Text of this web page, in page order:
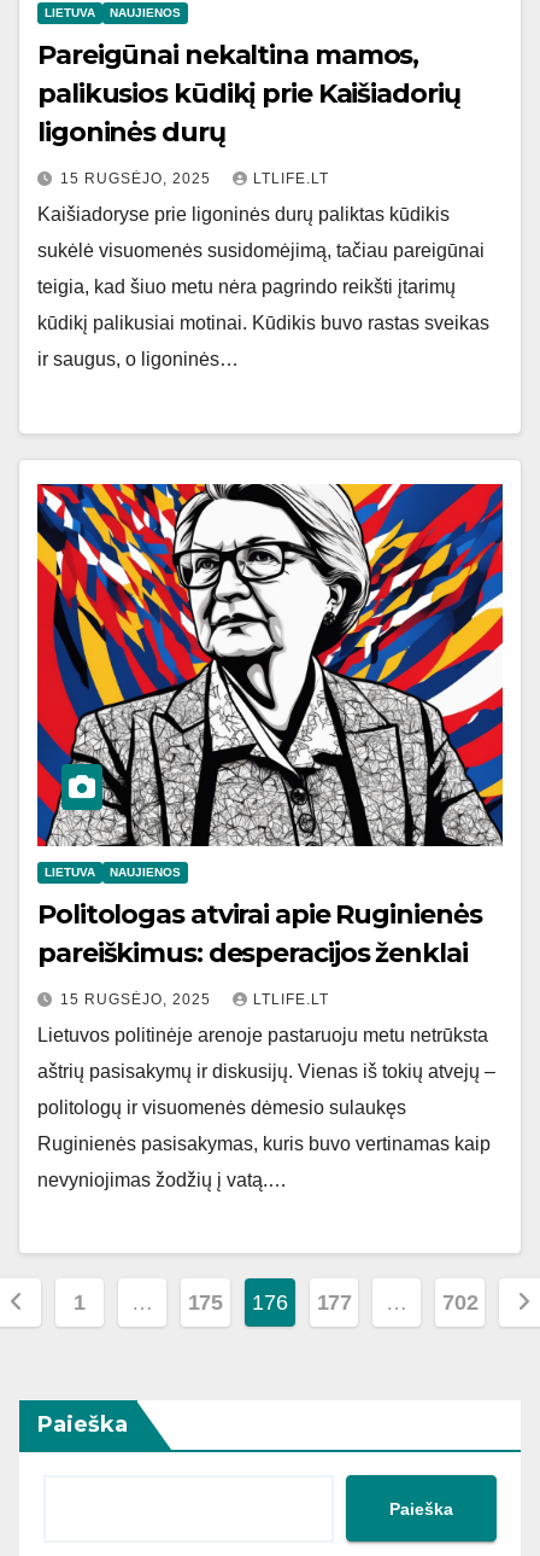
LIETUVA NAUJIENOS
Pareigūnai nekaltina mamos,
palikusios kūdikį prie Kaišiadorių
ligoninės durų
15 RUGSĖJO, 2025 LTLIFE.LT
Kaišiadoryse prie ligoninės durų paliktas kūdikis
sukėlė visuomenės susidomėjimą, tačiau pareigūnai
teigia, kad šiuo metu nėra pagrindo reikšti įtarimų
kūdikį palikusiai motinai. Kūdikis buvo rastas sveikas
ir saugus, o ligoninės…
LIETUVA NAUJIENOS
Politologas atvirai apie Ruginienės
pareiškimus: desperacijos ženklai
15 RUGSĖJO, 2025 LTLIFE.LT
Lietuvos politinėje arenoje pastaruoju metu netrūksta
aštrių pasisakymų ir diskusijų. Vienas iš tokių atvejų –
politologų ir visuomenės dėmesio sulaukęs
Ruginienės pasisakymas, kuris buvo vertinamas kaip
nevyniojimas žodžių į vatą.…
1 … 175 176 177 … 702
Paieška
Paieška